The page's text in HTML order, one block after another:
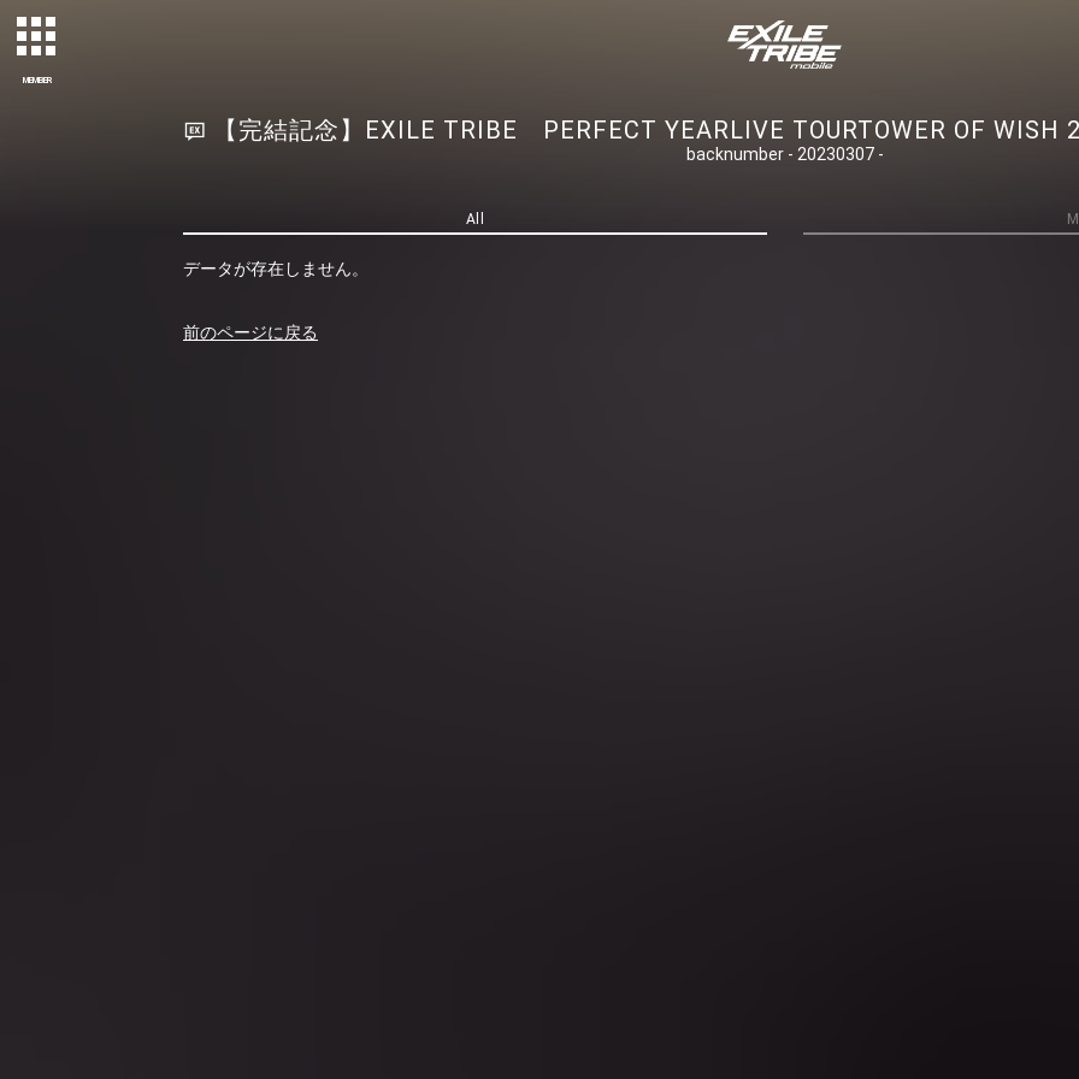
MEMBER
【完結記念】EXILE TRIBE PERFECT YEARLIVE TOURTOWER OF WISH
backnumber - 20230307 -
All
データが存在しません。
前のページに戻る